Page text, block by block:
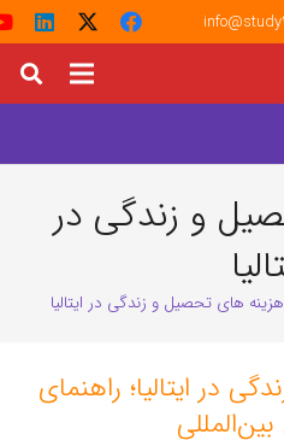
و زندگی در
هزینه‌ های تحصیل و زندگی در ایتالیا
در ایتالیا؛ راهنمای